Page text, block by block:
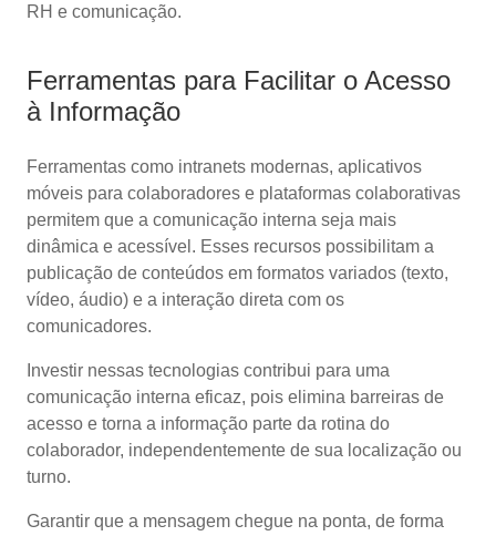
RH e comunicação.
Ferramentas para Facilitar o Acesso
à Informação
Ferramentas como intranets modernas, aplicativos
móveis para colaboradores e plataformas colaborativas
permitem que a comunicação interna seja mais
dinâmica e acessível. Esses recursos possibilitam a
publicação de conteúdos em formatos variados (texto,
vídeo, áudio) e a interação direta com os
comunicadores.
Investir nessas tecnologias contribui para uma
comunicação interna eficaz, pois elimina barreiras de
acesso e torna a informação parte da rotina do
colaborador, independentemente de sua localização ou
turno.
Garantir que a mensagem chegue na ponta, de forma